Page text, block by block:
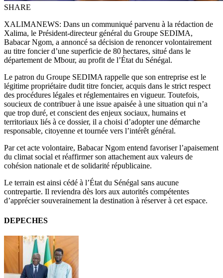
SHARE
XALIMANEWS: Dans un communiqué parvenu à la rédaction de
Xalima, le Président-directeur général du Groupe SEDIMA,
Babacar Ngom, a annoncé sa décision de renoncer volontairement
au titre foncier d’une superficie de 80 hectares, situé dans le
département de Mbour, au profit de l’État du Sénégal.
Le patron du Groupe SEDIMA rappelle que son entreprise est le
légitime propriétaire dudit titre foncier, acquis dans le strict respect
des procédures légales et réglementaires en vigueur. Toutefois,
soucieux de contribuer à une issue apaisée à une situation qui n’a
que trop duré, et conscient des enjeux sociaux, humains et
territoriaux liés à ce dossier, il a choisi d’adopter une démarche
responsable, citoyenne et tournée vers l’intérêt général.
Par cet acte volontaire, Babacar Ngom entend favoriser l’apaisement
du climat social et réaffirmer son attachement aux valeurs de
cohésion nationale et de solidarité républicaine.
Le terrain est ainsi cédé à l’État du Sénégal sans aucune
contrepartie. Il reviendra dès lors aux autorités compétentes
d’apprécier souverainement la destination à réserver à cet espace.
DEPECHES